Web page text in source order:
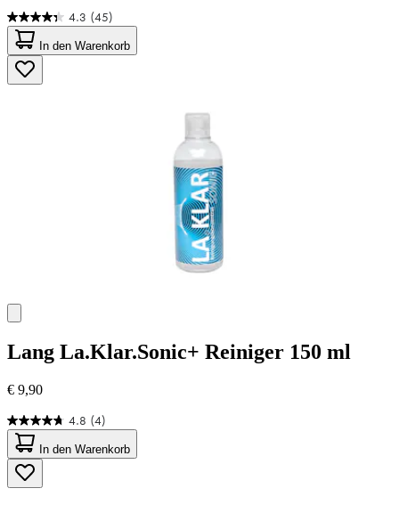
4.3 (45)
4.3
von
5
Sternen.
45
In den Warenkorb
Lang La.Klar.Sonic+ Reiniger 150 ml
€ 9,90
4.8 (4)
4.8
von
5
Sternen.
4
In den Warenkorb